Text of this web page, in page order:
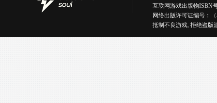
互联网游戏出版物ISBN
网络出版许可证编号：
抵制不良游戏, 拒绝盗版